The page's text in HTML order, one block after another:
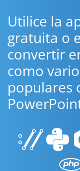
Utilice la
gratuita o
convertir
como
populares